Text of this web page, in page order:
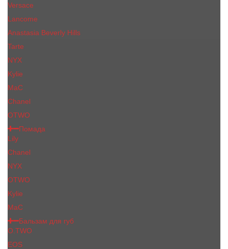
Versace
Lancome
Anastasia Beverly Hills
Tarte
NYX
Kylie
MaC
Сhanеl
OTWO
Помада
Lily
Chanel
NYX
OTWO
Kylie
МаС
Бальзам для губ
O.TWO
EOS